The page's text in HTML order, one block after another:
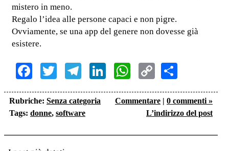
mistero in meno.
Regalo l’idea alle persone capaci e non pigre.
Ovviamente, se una app del genere non dovesse già
esistere.
Facebook
TwitterTelegram
LinkedInWhatsApp
Copy
Link
Rubriche: Senza categoria
Tags: donne, software
Commentare | 0 commenti »
L’indirizzo del post